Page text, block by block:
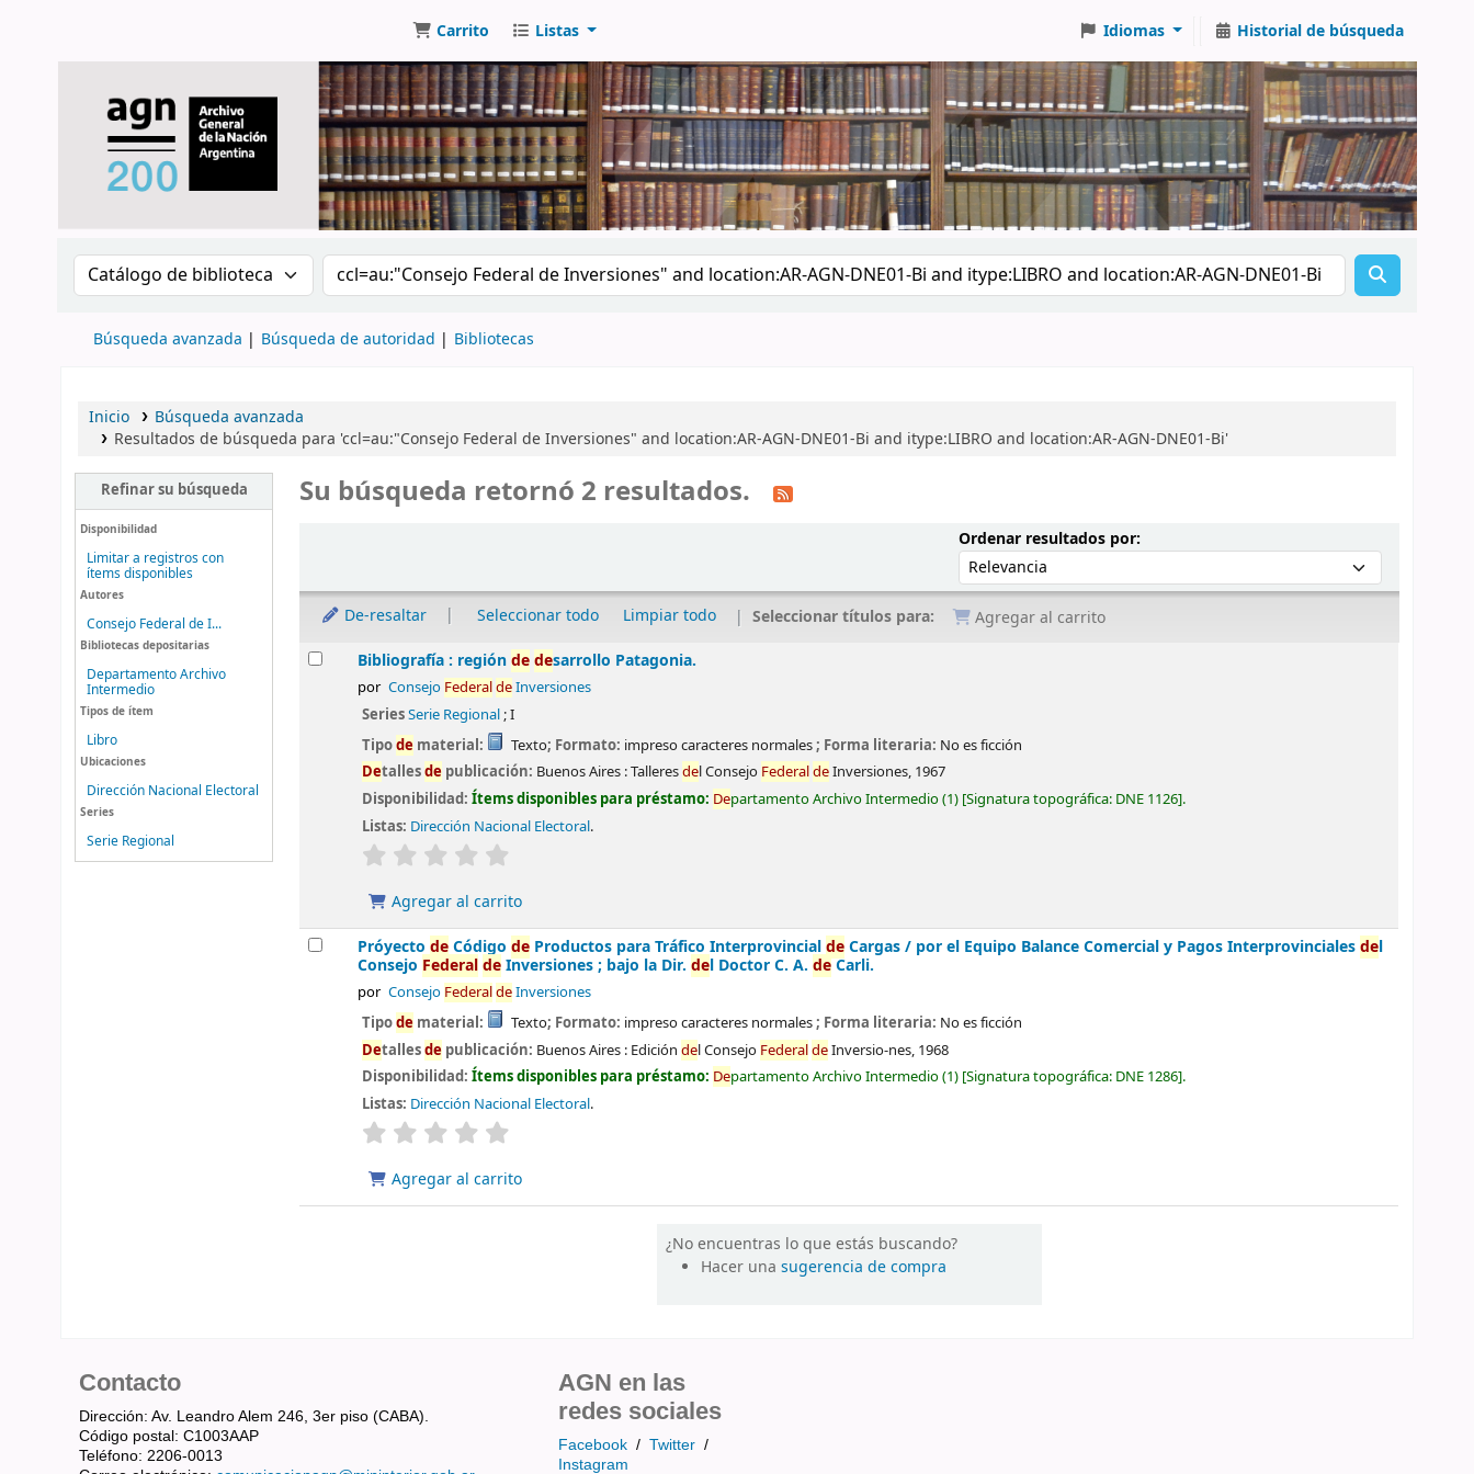
Carrito Listas Idiomas Historial de búsqueda
Buscar en el catálogo por: Buscar en el catálogo
Búsqueda avanzada Búsqueda de autoridad Bibliotecas
Inicio
Búsqueda avanzada
Resultados de búsqueda para 'ccl=au:"Consejo Federal de Inversiones" and location:AR-AGN-DNE01-Bi and itype:LIBRO and location:AR-AGN-DNE01-Bi'
Refinar su búsqueda
Disponibilidad
Limitar a registros con
ítems disponibles
Autores
Consejo Federal de I...
Bibliotecas depositarias
Departamento Archivo
Intermedio
Tipos de ítem
Libro
Ubicaciones
Dirección Nacional Electoral
Series
Serie Regional
Su búsqueda retornó 2 resultados.
Ordenar resultados por:Ordenar por:
De-resaltar Seleccionar todo Limpiar todo Seleccionar títulos para:
Agregar al carrito
ResultadosBibliografía : regiónde desarrollo Patagonia.
por Consejo FederaldeInversiones
SeriesSerie Regional; I
Tipode material: Texto; Formato: impreso caracteres normales; Forma literaria: No es ficción
Detallesde publicación: Buenos Aires :Talleresdel Consejo FederaldeInversiones, 1967
Disponibilidad:Ítems disponibles para préstamo: Departamento Archivo Intermedio(1) Signatura topográfica: DNE 1126 .
Listas: Dirección Nacional Electoral.
valoración
Agregar al carrito
PróyectodeCódigode Productos para Tráfico InterprovincialdeCargas / por el Equipo Balance Comercial y Pagos Interprovincialesdel
Consejo Federal deInversiones ; bajo la Dir.del Doctor C. A.deCarli.
por Consejo FederaldeInversiones
Tipode material: Texto; Formato: impreso caracteres normales; Forma literaria: No es ficción
Detallesde publicación: Buenos Aires : Edicióndel Consejo FederaldeInversio-nes, 1968
Disponibilidad:Ítems disponibles para préstamo: Departamento Archivo Intermedio(1) Signatura topográfica: DNE 1286 .
Listas: Dirección Nacional Electoral.
valoración
Agregar al carrito
¿No encuentras lo que estás buscando?
Hacer unasugerencia de compra
Contacto
Dirección: Av. Leandro Alem 246, 3er piso (CABA).
Código postal: C1003AAP
Teléfono: 2206-0013
AGN en las
redes sociales
Facebook / Twitter /
Instagram